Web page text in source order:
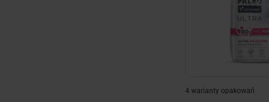
4 warianty opakowań